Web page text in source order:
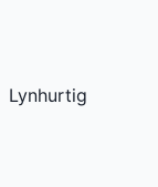
Lynhurtig